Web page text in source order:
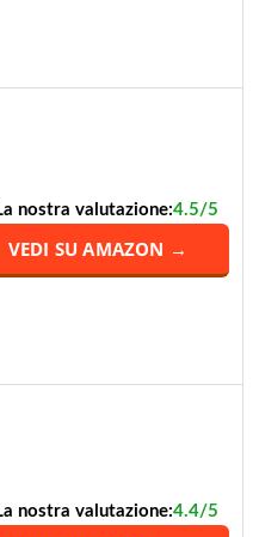
nostra valutazione:4.5/5
VEDI SU AMAZON →
nostra valutazione:4.4/5